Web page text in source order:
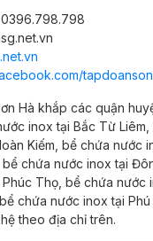
Hà khắp các quận
inox tại Bắc Từ Liêm,
Kiếm, bể chứa nước
bể chứa nước inox tại
Phúc Thọ, bể chứa nước
bể chứa nước inox tại Phú
theo địa chỉ trên.